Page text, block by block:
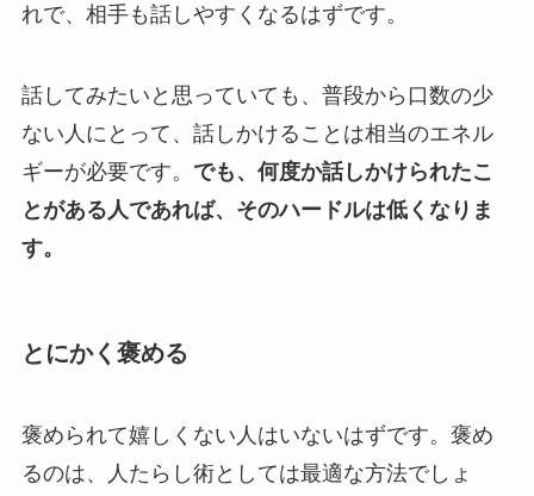
れで、相手も話しやすくなるはずです。
話してみたいと思っていても、普段から口数の少
ない人にとって、話しかけることは相当のエネル
ギーが必要です。 でも、何度か話しかけられたこ
とがある人であれば、そのハードルは低くなりま
す。
とにかく褒める
褒められて嬉しくない人はいないはずです。褒め
るのは、人たらし術としては最適な方法でしょ